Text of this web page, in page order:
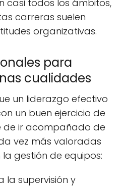
casi todos los ámbitos,
carreras suelen
organizativas.
para
cualidades
un liderazgo efectivo
un buen ejercicio de
de ir acompañado de
vez más valoradas
gestión de equipos:
supervisión y